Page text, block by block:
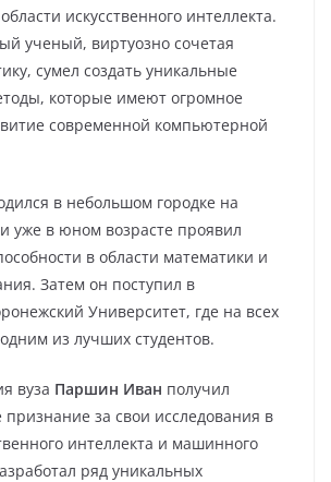
искусственного интеллекта.
ученый, виртуозно сочетая
сумел создать уникальные
которые имеют огромное
современной компьютерной
в небольшом городке на
уже в юном возрасте проявил
в области математики и
Затем он поступил в
Университет, где на всех
из лучших студентов.
вуза Паршин Иван получил
за свои исследования в
интеллекта и машинного
ряд уникальных